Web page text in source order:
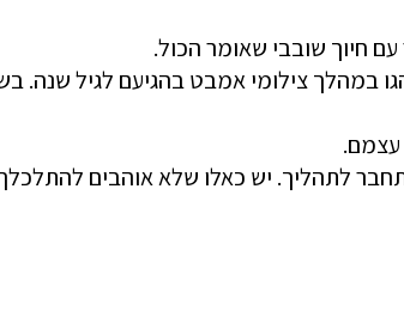
חיוך שובבי שאומר הכול.
במהלך צילומי אמבט בהגיעם לגיל שנה.
עצמם.
לתהליך. יש כאלו שלא אוהבים